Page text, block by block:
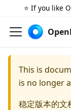
⭐️ If you like
This is
is no longer
稳定版本的文